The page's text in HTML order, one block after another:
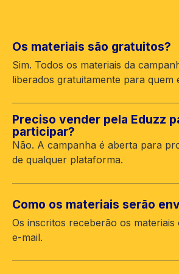
Os materiais são gratuitos?
Sim. Todos os materiais da
liberados gratuitamente para quem
Preciso vender pela Eduzz
participar?
Não. A campanha é aberta para
de qualquer plataforma.
Como os materiais serão
Os inscritos receberão os
e-mail.